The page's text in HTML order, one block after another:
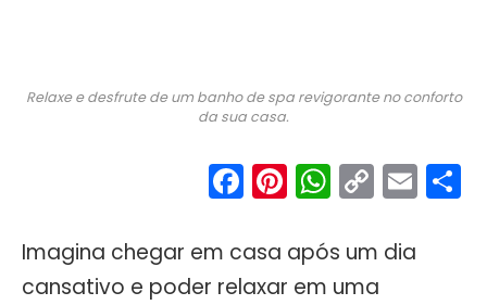
Relaxe e desfrute de um banho de spa revigorante no conforto
da sua casa.
Facebook
Pinterest
Copy
Imagina chegar em casa após um dia
cansativo e poder relaxar em uma